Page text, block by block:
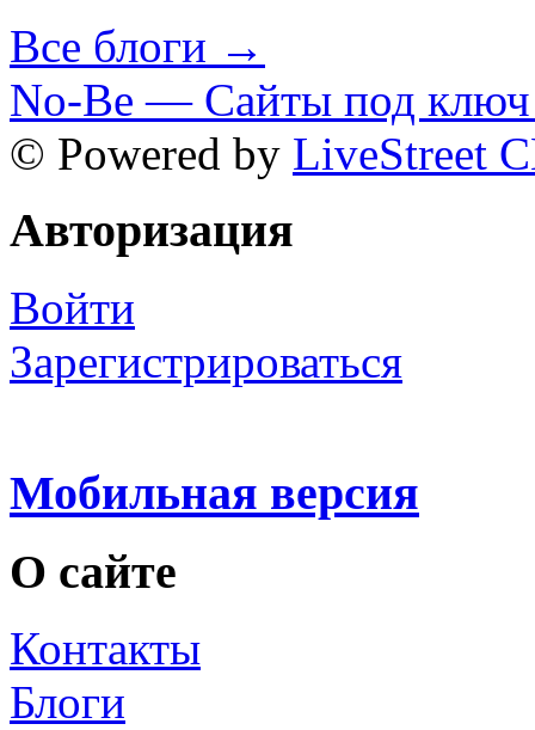
Все блоги →
No-Be — Сайты под ключ
© Powered by LiveStreet
Авторизация
Войти
Зарегистрироваться
Мобильная версия
О сайте
Контакты
Блоги